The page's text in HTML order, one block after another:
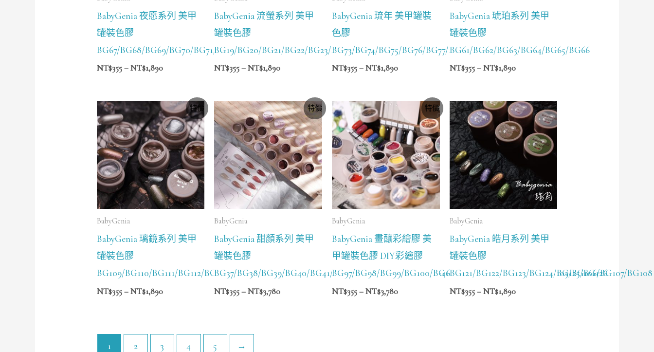
BabyGenia 夜愿系列 美甲
罐裝色膠
BG67/BG68/BG69/BG70/BG71/BG72
NT$355 – NT$1,890
BabyGenia 流螢系列 美甲
罐裝色膠
BG19/BG20/BG21/BG22/BG23/BG24
NT$355 – NT$1,890
BabyGenia 琉年 美甲罐裝
色膠
BG73/BG74/BG75/BG76/BG77/BG78
NT$355–NT$1,890
BabyGenia 琥珀系列 美甲
罐裝色膠
BG61/BG62/BG63/BG64/BG65/BG66
NT$355 – NT$1,890
特價
BabyGenia
BabyGenia 璃鏡系列 美甲
罐裝色膠
BG109/BG110/BG111/BG112/BG113/BG114
NT$355 – NT$1,890
價
格
範
圍：
NT$355
到
NT$1,890
特價
BabyGenia
BabyGenia 甜顏系列 美甲
罐裝色膠
BG37/BG38/BG39/BG40/BG41/BG42/BG43/BG44/BG45/BG46/BG47/BG48
NT$355 – NT$3,780
價
格
範
圍：
NT$355
到
NT$3,780
特價
BabyGenia
BabyGenia 畫釀彩繪膠 美
甲罐裝色膠 DIY彩繪膠
BG97/BG98/BG99/BG100/BG101/BG102/BG103/BG104/BG105/BG106/BG107/BG108
NT$355–NT$3,780
格
範
圍：
NT$355
到
NT$3,780
BabyGenia
BabyGenia 皓月系列 美甲
罐裝色膠
BG121/BG122/BG123/BG124/BG125/BG126
NT$355 – NT$1,890
價
格
範
圍：
NT$355
NT$1,890
1 2 3 4 5 →